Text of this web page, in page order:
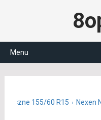
Menu
155/60 R15 Nexen